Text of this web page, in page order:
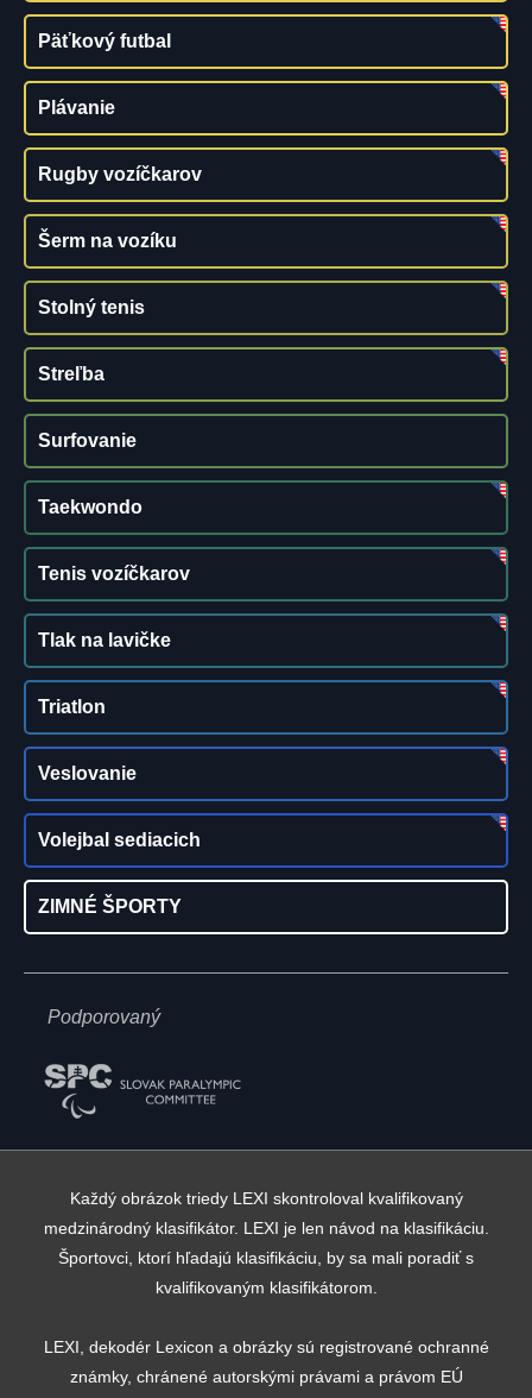
Päťkový futbal
Plávanie
Rugby vozíčkarov
Šerm na vozíku
Stolný tenis
Streľba
Surfovanie
Taekwondo
Tenis vozíčkarov
Tlak na lavičke
Triatlon
Veslovanie
Volejbal sediacich
ZIMNÉ ŠPORTY
Podporovaný
Každý obrázok triedy LEXI skontroloval kvalifikovaný
medzinárodný klasifikátor. LEXI je len návod na klasifikáciu.
Športovci, ktorí hľadajú klasifikáciu, by sa mali poradiť s
kvalifikovaným klasifikátorom.
LEXI, dekodér Lexicon a obrázky sú registrované ochranné
známky, chránené autorskými právami a právom EÚ